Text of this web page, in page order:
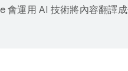
會運用 AI 技術將內容翻譯成